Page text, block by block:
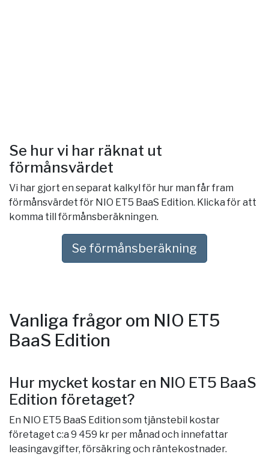
Se hur vi har räknat ut
förmånsvärdet
Vi har gjort en separat kalkyl för hur man får fram
förmånsvärdet för NIO ET5 BaaS Edition. Klicka för att
komma till förmånsberäkningen.
Se förmånsberäkning
Vanliga frågor om NIO ET5
BaaS Edition
Hur mycket kostar en NIO ET5 BaaS
Edition företaget?
En NIO ET5 BaaS Edition som tjänstebil kostar
företaget c:a 9 459 kr per månad och innefattar
leasingavgifter, försäkring och räntekostnader.